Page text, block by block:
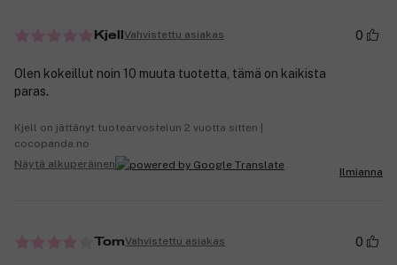
Kjell Vahvistettu asiakas 0
Olen kokeillut noin 10 muuta tuotetta, tämä on kaikista
paras.
Kjell on jättänyt tuotearvostelun 2 vuotta sitten |
cocopanda.no
Näytä alkuperäinen
Ilmianna
TomVahvistettu asiakas 0